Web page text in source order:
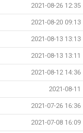
2021-08-26 12:35
2021-08-20 09:13
2021-08-13 13:13
2021-08-13 13:11
2021-08-12 14:36
2021-08-11
2021-07-26 16:36
2021-07-08 16:09